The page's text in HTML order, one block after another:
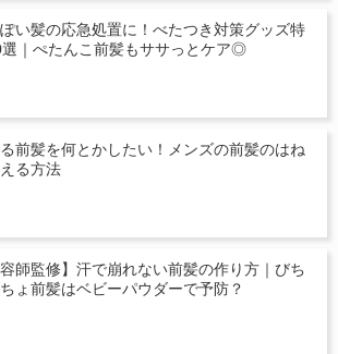
い髪の応急処置に！べたつき対策グッズ特
｜ぺたんこ前髪もササっとケア◎
前髪を何とかしたい！メンズの前髪のはね
る方法
容師監修】汗で崩れない前髪の作り方｜びち
ちょ前髪はベビーパウダーで予防？